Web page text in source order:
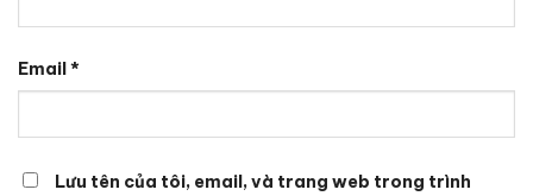
Email*
Lưu tên của tôi, email, và trang web trong trình